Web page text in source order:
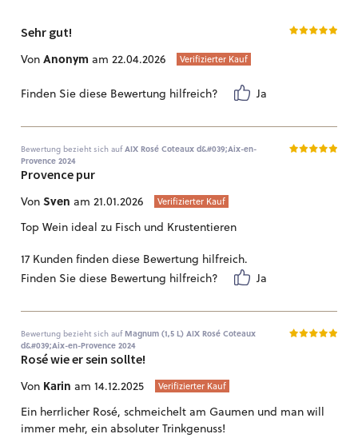
Sehr gut!
Von Anonym am 22.04.2026 Verifizierter Kauf
Finden Sie diese Bewertung hilfreich? Ja
Bewertung bezieht sich aufAIX Rosé Coteaux d&#039;Aix-en-
Provence 2024
Provence pur
Von Sven am 21.01.2026 Verifizierter Kauf
Top Wein ideal zu Fisch und Krustentieren
17 Kunden finden diese Bewertung hilfreich.
Finden Sie diese Bewertung hilfreich?
Ja
Bewertung bezieht sich aufMagnum (1,5 L) AIX Rosé Coteaux
d&#039;Aix-en-Provence 2024
Rosé wie er sein sollte!
Von Karin am 14.12.2025 Verifizierter Kauf
Ein herrlicher Rosé, schmeichelt am Gaumen und man will
immer mehr, ein absoluter Trinkgenuss!